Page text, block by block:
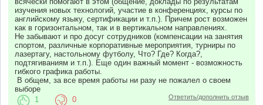
изучения новых технологий, участие в конференциях, курсы по
английскому языку, сертификации и т.п.). Причем рост возможен
как в горизонтальном, так и в вертикальном направлениях.
Не забывают и про досуг сотрудников (компенсации на занятия
спортом, различные корпоративные мероприятия, турниры по
лазертагу, настольному футболу, Что? Где? Когда?,
подтягиваниям и т.п.). Еще один важный момент - возможность
гибкого графика работы.
В общем, за все время работы ни разу не пожалел о своем
выборе
Ответить/дополнить отзыв
1 0